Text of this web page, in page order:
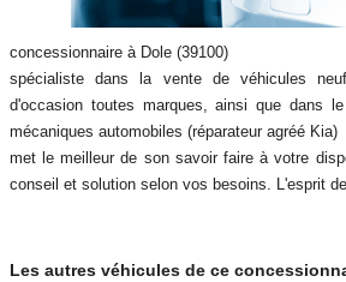
concessionnaire à Dole (39100)
spécialiste dans la vente de véhicules
d'occasion toutes marques, ainsi que dans
mécaniques automobiles (réparateur agréé Kia)
met le meilleur de son savoir faire à votre
conseil et solution selon vos besoins. L'esprit
Les autres véhicules de ce